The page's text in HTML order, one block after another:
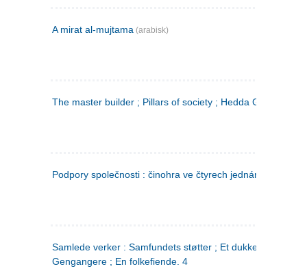
A mirat al-mujtama (arabisk)
The master builder ; Pillars of society ; Hedda Gabler
Podpory společnosti : činohra ve čtyrech jednáních
Samlede verker : Samfundets støtter ; Et dukkehjem ;
Gengangere ; En folkefiende. 4